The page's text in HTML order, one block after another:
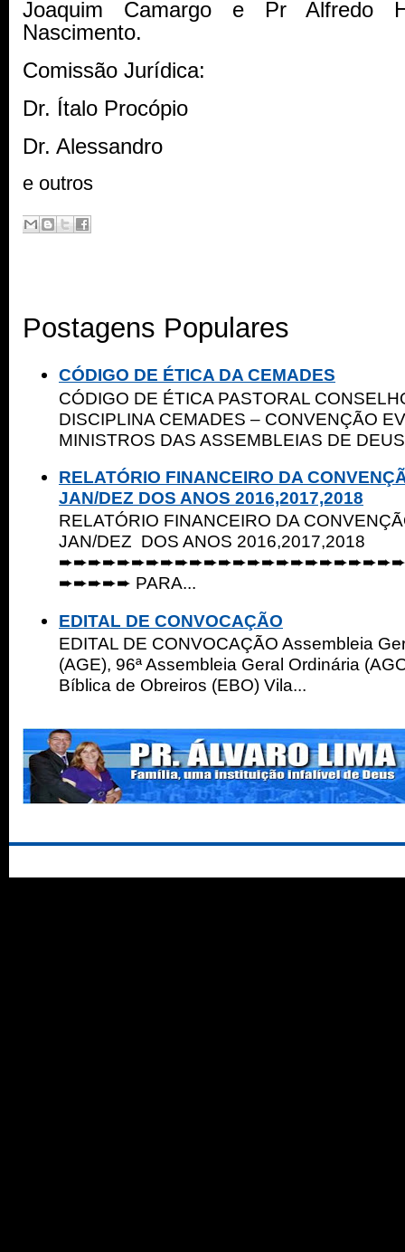
Joaquim Camargo e Pr Alfredo
Nascimento.
Comissão Jurídica:
Dr. Ítalo Procópio
Dr. Alessandro
e outros
Postagens Populares
CÓDIGO DE ÉTICA DA CEMADES
CÓDIGO DE ÉTICA PASTORAL
DISCIPLINA CEMADES – CONVENÇÃO
MINISTROS DAS ASSEMBLEIAS DE
RELATÓRIO FINANCEIRO DA
JAN/DEZ DOS ANOS 2016,2017,2018
RELATÓRIO FINANCEIRO DA
JAN/DEZ DOS ANOS 2016,2017,2018
➨➨➨➨➨ PARA...
EDITAL DE CONVOCAÇÃO
EDITAL DE CONVOCAÇÃO Assembleia
(AGE), 96ª Assembleia Geral Ordinária
Bíblica de Obreiros (EBO) Vila...